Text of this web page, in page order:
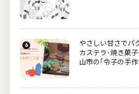
やさしい甘さでパ
カステラ･焼き菓
山市の｢令子の手